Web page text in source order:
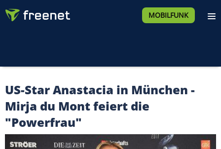
MOBILFUNK
US-Star Anastacia in München -
Mirja du Mont feiert die
"Powerfrau"